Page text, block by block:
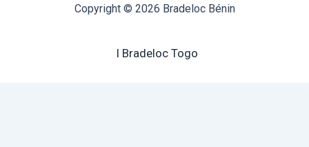
Copyright © 2026 Bradeloc Bénin
I Bradeloc Togo